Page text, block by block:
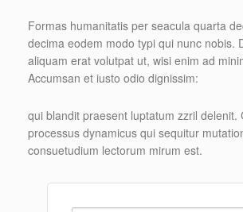
Formas humanitatis per seacula quarta
decima eodem modo typi qui nunc nobis.
aliquam erat volutpat ut, wisi enim ad
Accumsan et iusto odio dignissim:
qui blandit praesent luptatum zzril delenit.
processus dynamicus qui sequitur
consuetudium lectorum mirum est.